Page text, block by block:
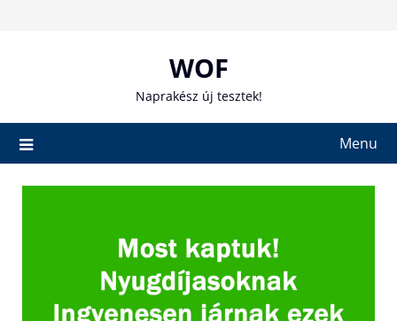
WOF
Naprakész új tesztek!
Menu